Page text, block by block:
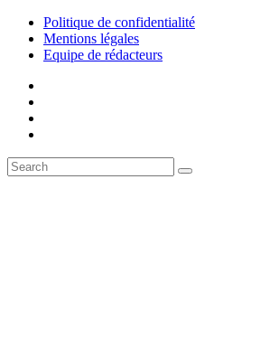
Politique de confidentialité
Mentions légales
Equipe de rédacteurs